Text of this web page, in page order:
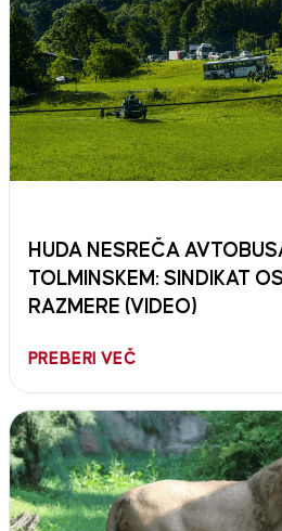
HUDA NESREČA
TOLMINSKEM: SINDIKAT
RAZMERE (VIDEO)
PREBERI VEČ